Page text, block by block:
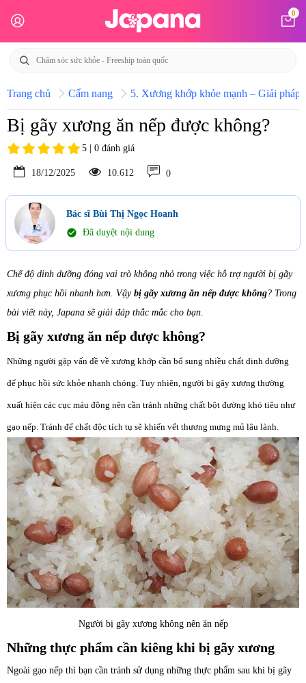
0
Trang chủ Cẩm nang 5. Xương khớp khỏe mạnh – Giải pháp
Bị gãy xương ăn nếp được không?
5 | 0 đánh giá
18/12/2025 10.612 0
Bác sĩ Bùi Thị Ngọc Hoanh
check_circle Đã duyệt nội dung
Chế độ dinh dưỡng đóng vai trò không nhỏ trong việc hỗ trợ người bị gãy
xương phục hồi nhanh hơn. Vậy bị gãy xương ăn nếp được không? Trong
bài viết này, Japana sẽ giải đáp thắc mắc cho bạn.
Bị gãy xương ăn nếp được không?
Những người gặp vấn đề về xương khớp cần bổ sung nhiều chất dinh dưỡng
để phục hồi sức khỏe nhanh chóng. Tuy nhiên, người bị gãy xương thường
xuất hiện các cục máu đông nên cần tránh những chất bột đường khó tiêu như
gạo nếp. Tránh để chất độc tích tụ sẽ khiến vết thương mưng mủ lâu lành.
Người bị gãy xương không nên ăn nếp
Những thực phẩm cần kiêng khi bị gãy xương
Ngoài gạo nếp thì bạn cần tránh sử dụng những thực phẩm sau khi bị gãy